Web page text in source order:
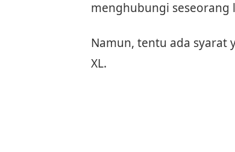
menghubungi seseorang
Namun, tentu ada syarat
XL.